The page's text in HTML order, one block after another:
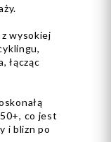
wysokiej
łącząc
co jest
i blizn po